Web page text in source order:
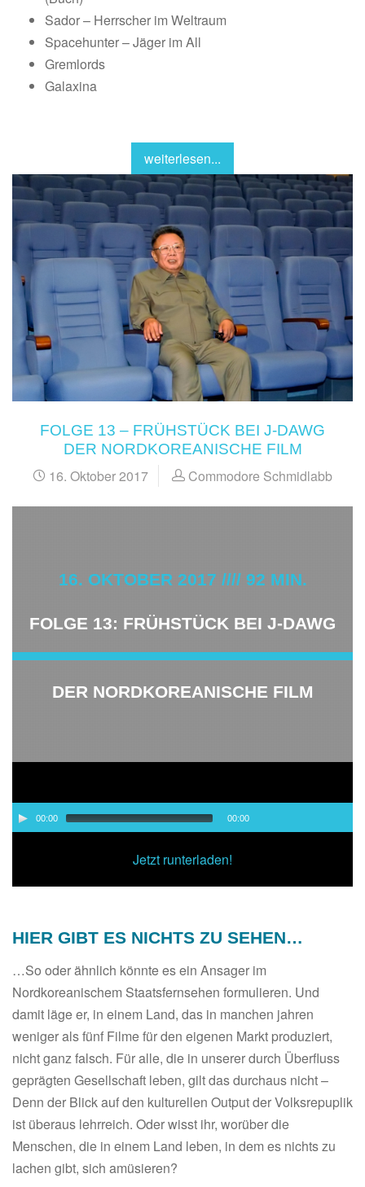
Sador – Herrscher im Weltraum
Spacehunter – Jäger im All
Gremlords
Galaxina
weiterlesen...
FOLGE 13 – FRÜHSTÜCK BEI J-DAWG
DER NORDKOREANISCHE FILM
16. Oktober 2017 Commodore Schmidlabb
16. OKTOBER 2017 //// 92 MIN.
FOLGE 13: FRÜHSTÜCK BEI J-DAWG
DER NORDKOREANISCHE FILM
Player
00:00 00:00
Jetzt runterladen!
HIER GIBT ES NICHTS ZU SEHEN…
…So oder ähnlich könnte es ein Ansager im
Nordkoreanischem Staatsfernsehen formulieren. Und
damit läge er, in einem Land, das in manchen jahren
weniger als fünf Filme für den eigenen Markt produziert,
nicht ganz falsch. Für alle, die in unserer durch Überfluss
geprägten Gesellschaft leben, gilt das durchaus nicht –
Denn der Blick auf den kulturellen Output der Volksrepuplik
ist überaus lehrreich. Oder wisst ihr, worüber die
Menschen, die in einem Land leben, in dem es nichts zu
lachen gibt, sich amüsieren?